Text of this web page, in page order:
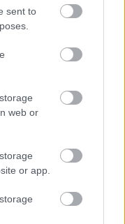
sent to
web or
or app.